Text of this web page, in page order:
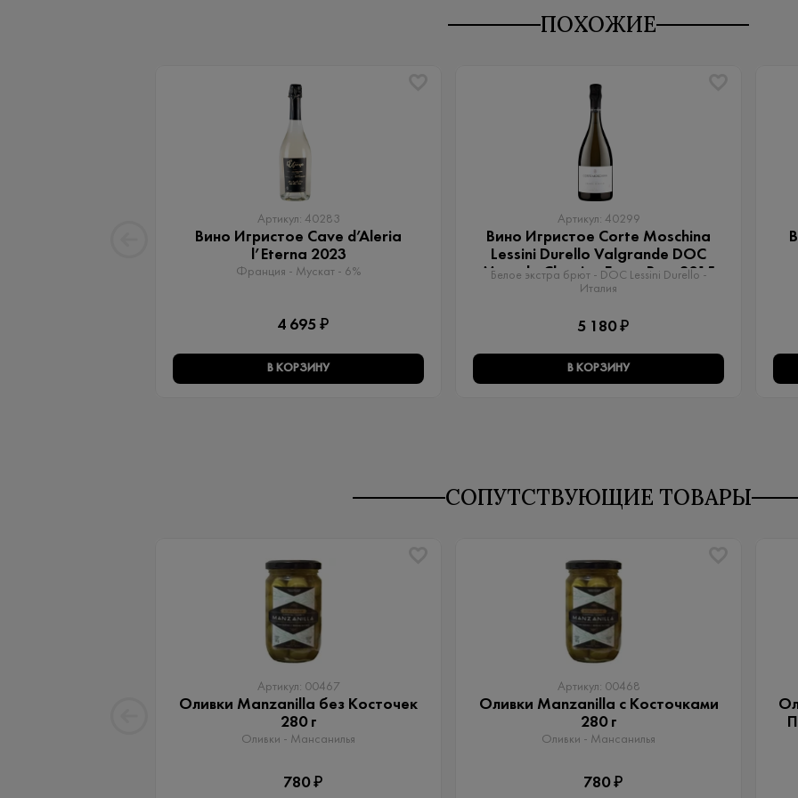
ПОХОЖИЕ
Артикул: 40283
Вино Игристое Cave d’Aleria
l’Eterna 2023
Франция - Мускат - 6%
4 695 ₽
В КОРЗИНУ
Артикул: 40299
Вино Игристое Corte Moschina
Lessini Durello Valgrande DOC
Metodo Classico Extra Brut 2015
Белое экстра брют - DOC Lessini Durello -
Италия
5 180 ₽
В КОРЗИНУ
СОПУТСТВУЮЩИЕ ТОВАРЫ
Артикул: 00467
Оливки Manzanilla без Косточек
280 г
Оливки - Мансанилья
780 ₽
Артикул: 00468
Оливки Manzanilla с Косточками
280 г
Оливки - Мансанилья
780 ₽